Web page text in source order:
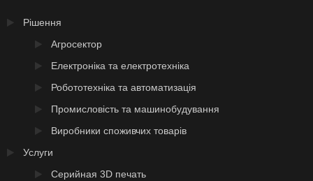
Рішення
Агросектор
Електроніка та електротехніка
Робототехніка та автоматизація
Промисловість та машинобудування
Виробники споживчих товарів
Услуги
Серийная 3D печать